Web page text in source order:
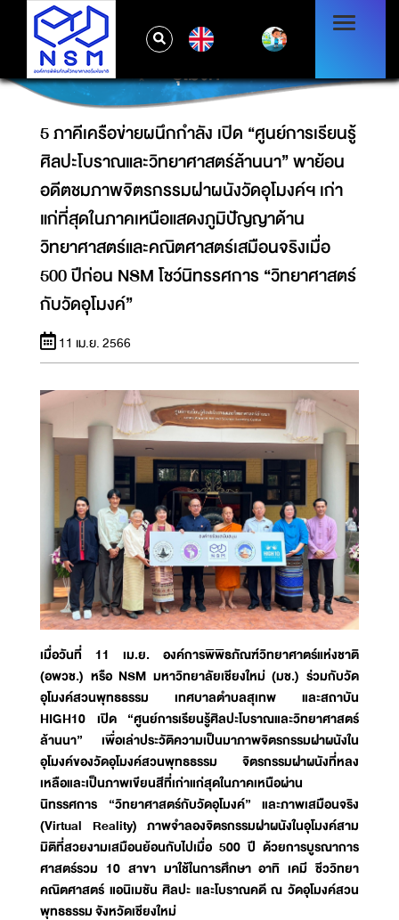
ที่สุดในภาคเหนือแสดงภูมิปัญญาด้าน
วิทยาศาสตร์และคณิตศาสตร์เสมือนจริงเมื่อ 500
ปีก่อน NSM โชว์นิทรรศการ “วิทยาศาสตร์กับวัด
อุโมงค์”
5 ภาคีเครือข่ายผนึกกำลัง เปิด “ศูนย์การเรียนรู้
ศิลปะโบราณและวิทยาศาสตร์ล้านนา” พาย้อน
อดีตชมภาพจิตรกรรมฝาผนังวัดอุโมงค์ฯ เก่า
แก่ที่สุดในภาคเหนือแสดงภูมิปัญญาด้าน
วิทยาศาสตร์และคณิตศาสตร์เสมือนจริงเมื่อ
500 ปีก่อน NSM โชว์นิทรรศการ “วิทยาศาสตร์
กับวัดอุโมงค์”
11 เม.ย. 2566
เมื่อวันที่ 11 เม.ย. องค์การพิพิธภัณฑ์วิทยาศาตร์แห่งชาติ
(อพวช.) หรือ NSM มหาวิทยาลัยเชียงใหม่ (มช.) ร่วมกับวัด
อุโมงค์สวนพุทธธรรม เทศบาลตำบลสุเทพ และสถาบัน
HIGH10 เปิด “ศูนย์การเรียนรู้ศิลปะโบราณและวิทยาศาสตร์
ล้านนา” เพื่อเล่าประวัติความเป็นมาภาพจิตรกรรมฝาผนังใน
อุโมงค์ของวัดอุโมงค์สวนพุทธธรรม จิตรกรรมฝาผนังที่หลง
เหลือและเป็นภาพเขียนสีที่เก่าแก่สุดในภาคเหนือผ่าน
นิทรรศการ “วิทยาศาสตร์กับวัดอุโมงค์” และภาพเสมือนจริง
(Virtual Reality) ภาพจำลองจิตรกรรมฝาผนังในอุโมงค์สาม
มิติที่สวยงามเสมือนย้อนกับไปเมื่อ 500 ปี ด้วยการบูรณาการ
ศาสตร์รวม 10 สาขา มาใช้ในการศึกษา อาทิ เคมี ชีววิทยา
คณิตศาสตร์ แอนิเมชัน ศิลปะ และโบราณคดี ณ วัดอุโมงค์สวน
พุทธธรรม จังหวัดเชียงใหม่